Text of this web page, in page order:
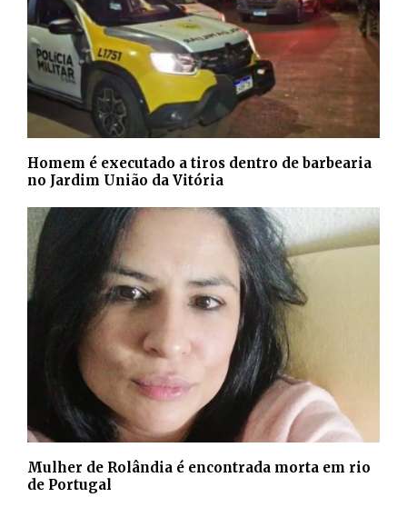
Homem é executado a tiros dentro de barbearia
no Jardim União da Vitória
Mulher de Rolândia é encontrada morta em rio
de Portugal